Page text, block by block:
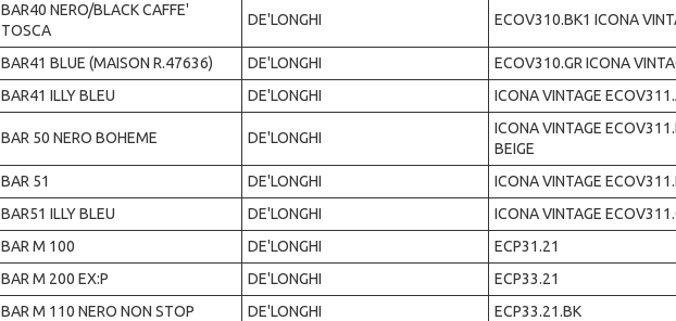
BAR40 NERO/BLACK CAFFE'
TOSCA
DE'LONGHI ECOV310.BK1 ICONA
BAR41 BLUE (MAISON R.47636) DE'LONGHI
ECOV310.GR ICONA
BAR41 ILLY BLEU DE'LONGHI ICONA VINTAGE
BAR 50 NERO BOHEME DE'LONGHI
ICONA VINTAGE
BEIGE
BAR 51 DE'LONGHI
ICONA VINTAGE
BAR51 ILLY BLEU DE'LONGHI
ICONA VINTAGE
BAR M 100 DE'LONGHI
ECP31.21
BAR M 200 EX:P DE'LONGHI
ECP33.21
BAR M 110 NERO NON STOP DE'LONGHI
ECP33.21.BK